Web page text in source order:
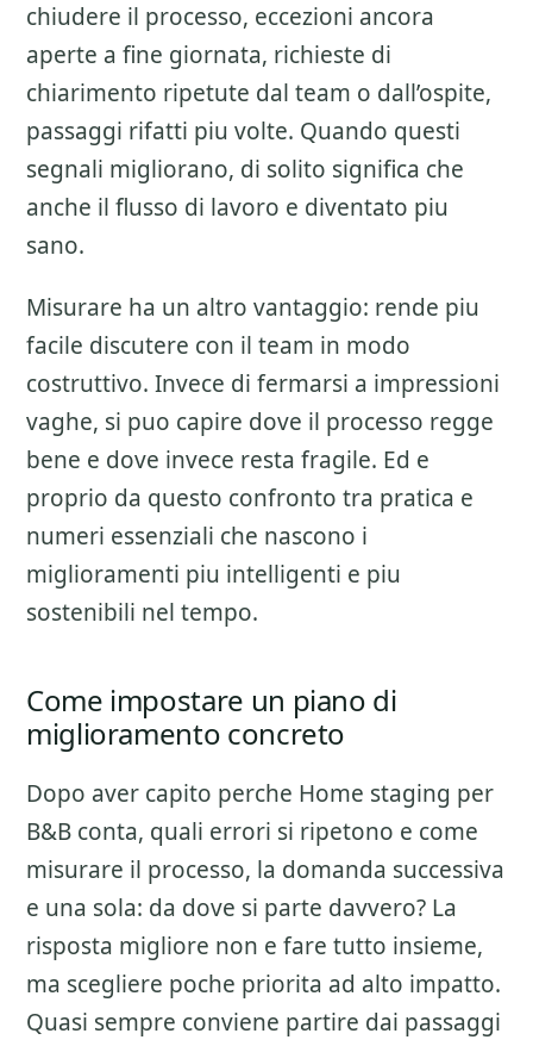
chiudere il processo, eccezioni ancora
aperte a fine giornata, richieste di
chiarimento ripetute dal team o dall’ospite,
passaggi rifatti piu volte. Quando questi
segnali migliorano, di solito significa che
anche il flusso di lavoro e diventato piu
sano.
Misurare ha un altro vantaggio: rende piu
facile discutere con il team in modo
costruttivo. Invece di fermarsi a impressioni
vaghe, si puo capire dove il processo regge
bene e dove invece resta fragile. Ed e
proprio da questo confronto tra pratica e
numeri essenziali che nascono i
miglioramenti piu intelligenti e piu
sostenibili nel tempo.
Come impostare un piano di
miglioramento concreto
Dopo aver capito perche Home staging per
B&B conta, quali errori si ripetono e come
misurare il processo, la domanda successiva
e una sola: da dove si parte davvero? La
risposta migliore non e fare tutto insieme,
ma scegliere poche priorita ad alto impatto.
Quasi sempre conviene partire dai passaggi